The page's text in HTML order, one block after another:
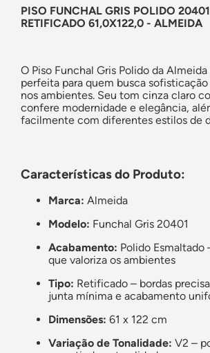
PISO FUNCHAL GRIS POLIDO
RETIFICADO 61,0X122,0 - ALMEIDA
O Piso Funchal Gris Polido da
perfeita para quem busca
nos ambientes. Seu tom cinza claro
confere modernidade e elegância,
facilmente com diferentes estilos de
Características do Produto:
Marca: Almeida
Modelo: Funchal Gris 20401
Acabamento: Polido Esmaltado
que valoriza os ambientes
Tipo: Retificado – bordas
junta mínima e acabamento
Dimensões: 61 x 122 cm
Variação de Tonalidade: V2 –